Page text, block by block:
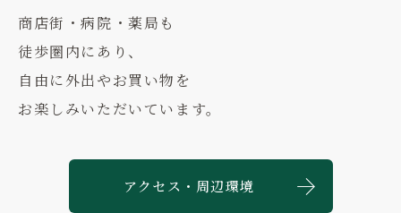
商店街・病院・薬局も
徒歩圏内にあり、
自由に外出やお買い物を
お楽しみいただいています。
アクセス・周辺環境